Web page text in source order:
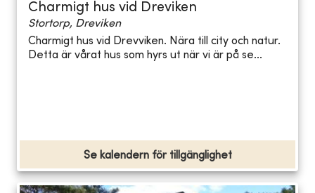
Charmigt hus vid Dreviken
Stortorp, Dreviken
Charmigt hus vid Drevviken. Nära till city och natur.
Detta är vårat hus som hyrs ut när vi är på se...
Se kalendern för tillgänglighet